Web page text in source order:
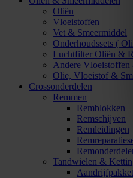
Oliën
Vloeistoffen
Vet & Smeermiddel
Onderhoudssets (
Luchtfilter Oliën &
Andere Vloeistoffen
Olie, Vloeistof &
Crossonderdelen
Remmen
Remblokken
Remschijven
Remleidingen
Tandwielen &
Aandrijfpakket